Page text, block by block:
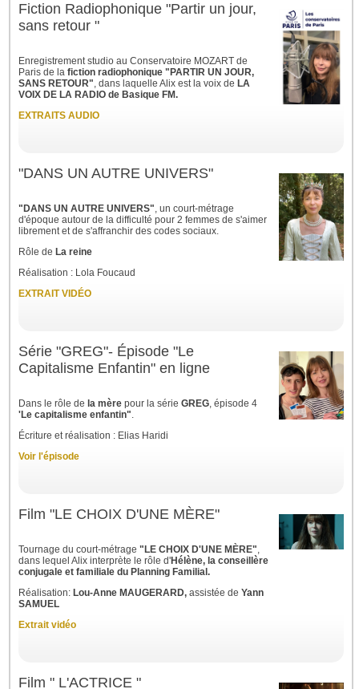
Fiction Radiophonique "Partir un jour,
sans retour "
Enregistrement studio au Conservatoire MOZART de
Paris de lafiction radiophonique "PARTIR UN JOUR,
SANS RETOUR", dans laquelle Alix est la voix de LA
VOIX DE LA RADIO de Basique FM.
EXTRAITS AUDIO
"DANS UN AUTRE UNIVERS"
"DANS UN AUTRE UNIVERS", un court-métrage
d'époque autour de la difficulté pour 2 femmes de s'aimer
librement et de s'affranchir des codes sociaux.
Rôle de La reine
Réalisation : Lola Foucaud
EXTRAIT VIDÉO
Série "GREG"- Épisode "Le
Capitalisme Enfantin" en ligne
Dans le rôle de la mère pour la série GREG, épisode 4
'Le capitalisme enfantin".
Écriture et réalisation : Elias Haridi
Voir l'épisode
Film "LE CHOIX D'UNE MÈRE"
Tournage du court-métrage"LE CHOIX D'UNE MÈRE",
dans lequel Alix interprète le rôle d'Hélène, la conseillère
conjugale et familiale du Planning Familial.
Réalisation: Lou-Anne MAUGERARD,assistée de Yann
SAMUEL
Extrait vidéo
Film " L'ACTRICE "